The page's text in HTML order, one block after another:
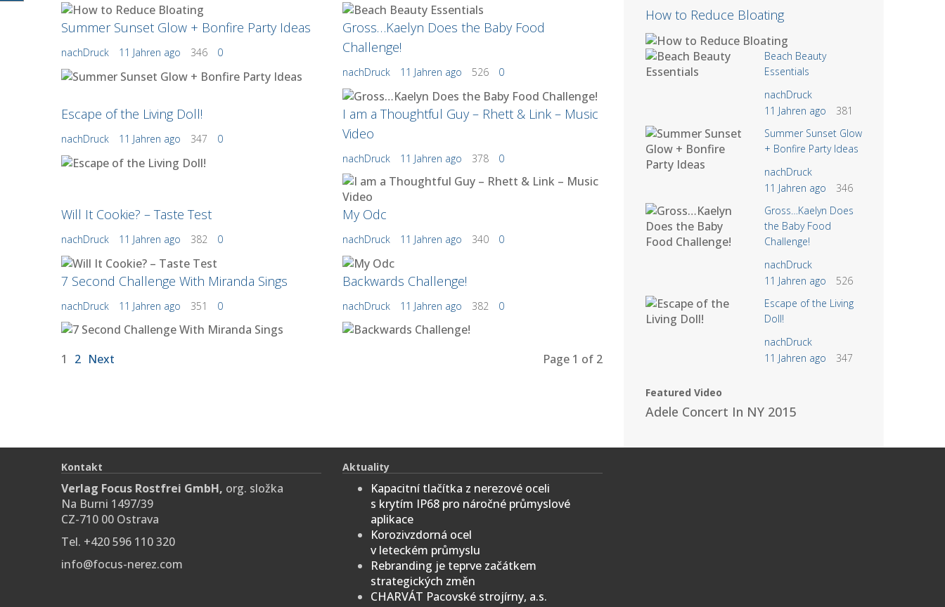
Summer Sunset Glow + Bonfire Party Ideas
nachDruck 11 Jahren ago 346 0
Gross…Kaelyn Does the Baby Food
Challenge!
nachDruck 11 Jahren ago 526 0
Escape of the Living Doll!
nachDruck 11 Jahren ago 347 0
I am a Thoughtful Guy – Rhett & Link – Music
Video
nachDruck 11 Jahren ago 378 0
Will It Cookie? – Taste Test
nachDruck 11 Jahren ago 382 0
My Odc
nachDruck 11 Jahren ago 340 0
7 Second Challenge With Miranda Sings
nachDruck 11 Jahren ago 351 0
Backwards Challenge!
nachDruck 11 Jahren ago 382 0
1 2 Next Page 1 of 2
How to Reduce Bloating
Beach Beauty
Essentials
nachDruck
11 Jahren ago
381
Summer Sunset Glow
+ Bonfire Party Ideas
nachDruck
11 Jahren ago
346
Gross…Kaelyn Does
the Baby Food
Challenge!
nachDruck
11 Jahren ago
526
Escape of the Living
Doll!
nachDruck
11 Jahren ago
347
Featured Video
Adele Concert In NY 2015
Kontakt
Verlag Focus Rostfrei GmbH, org. složka
Na Burni 1497/39
CZ-710 00 Ostrava
Tel. +420 596 110 320
info@focus-nerez.com
Aktuality
Kapacitní tlačítka z nerezové oceli
s krytím IP68 pro náročné průmyslové
aplikace
Korozivzdorná ocel
v leteckém průmyslu
Rebranding je teprve začátkem
strategických změn
CHARVÁT Pacovské strojírny, a.s.